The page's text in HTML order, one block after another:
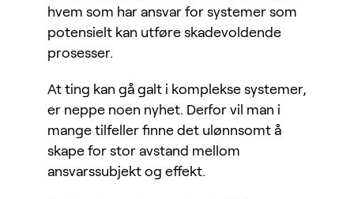
hvem som har ansvar for systemer som
potensielt kan utføre skadevoldende
prosesser.
At ting kan gå galt i komplekse systemer,
er neppe noen nyhet. Derfor vil man i
mange tilfeller finne det ulønnsomt å
skape for stor avstand mellom
ansvarssubjekt og effekt.